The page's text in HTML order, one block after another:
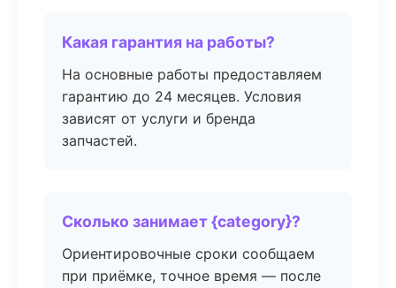
Какая гарантия на работы?
На основные работы предоставляем
гарантию до 24 месяцев. Условия
зависят от услуги и бренда
запчастей.
Сколько занимает {category}?
Ориентировочные сроки сообщаем
при приёмке, точное время — после